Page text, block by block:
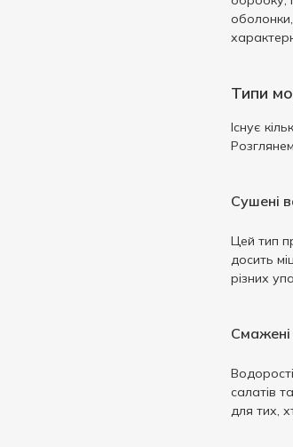
Типи
Існує
Сушені
Цей тип
досить
різних
Смажені
салатів
для тих,